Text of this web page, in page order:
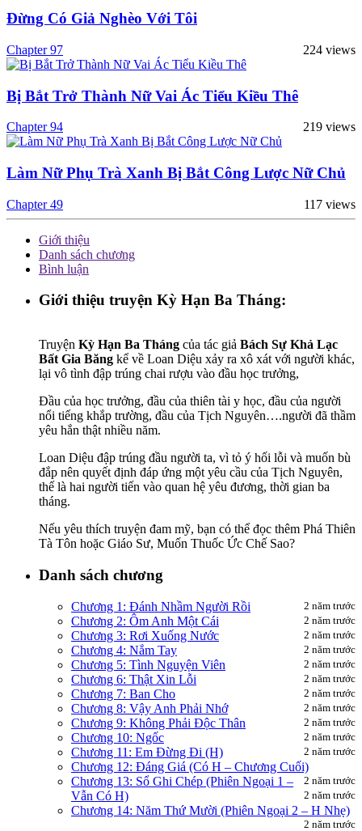
Đừng Có Giả Nghèo Với Tôi
224 views
Chapter 97
Bị Bắt Trở Thành Nữ Vai Ác Tiểu Kiều Thê
219 views
Chapter 94
Làm Nữ Phụ Trà Xanh Bị Bắt Công Lược Nữ Chủ
117 views
Chapter 49
Giới thiệu
Danh sách chương
Bình luận
Giới thiệu truyện Kỳ Hạn Ba Tháng:
Truyện Kỳ Hạn Ba Tháng của tác giả Bách Sự Khả Lạc
Bất Gia Băng kể về Loan Diệu xảy ra xô xát với người khác,
lại vô tình đập trúng chai rượu vào đầu học trưởng,
Đầu của học trưởng, đầu của thiên tài y học, đầu của người
nổi tiếng khắp trường, đầu của Tịch Nguyên….người đã thầm
yêu hắn thật nhiều năm.
Loan Diệu đập trúng đầu người ta, vì tỏ ý hối lỗi và muốn bù
đắp nên quyết định đáp ứng một yêu cầu của Tịch Nguyên,
thế là hai người tiến vào quan hệ yêu đương, thời gian ba
tháng.
Nếu yêu thích truyện đam mỹ, bạn có thể đọc thêm Phá Thiên
Tà Tôn hoặc Giáo Sư, Muốn Thuốc Ức Chế Sao?
Danh sách chương
Chương 1: Đánh Nhầm Người Rồi 2 năm trước
Chương 2: Ôm Anh Một Cái 2 năm trước
Chương 3: Rơi Xuống Nước 2 năm trước
Chương 4: Nắm Tay 2 năm trước
Chương 5: Tình Nguyện Viên 2 năm trước
Chương 6: Thật Xin Lỗi 2 năm trước
Chương 7: Ban Cho 2 năm trước
Chương 8: Vậy Anh Phải Nhớ 2 năm trước
Chương 9: Không Phải Độc Thân 2 năm trước
Chương 10: Ngốc 2 năm trước
Chương 11: Em Đừng Đi (H) 2 năm trước
Chương 12: Đáng Giá (Có H – Chương Cuối)
2 năm trước
Chương 13: Sổ Ghi Chép (Phiên Ngoại 1 –
Vẫn Có H)
2 năm trước
Chương 14: Năm Thứ Mười (Phiên Ngoại 2 – H Nhẹ)
2 năm trước